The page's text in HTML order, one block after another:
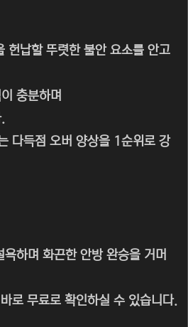
헌납할 뚜렷한 불안 요소를 안고
충분하며
다득점 오버 양상을 1순위로 강
하며 화끈한 안방 완승을 거머
로 무료로 확인하실 수 있습니다.